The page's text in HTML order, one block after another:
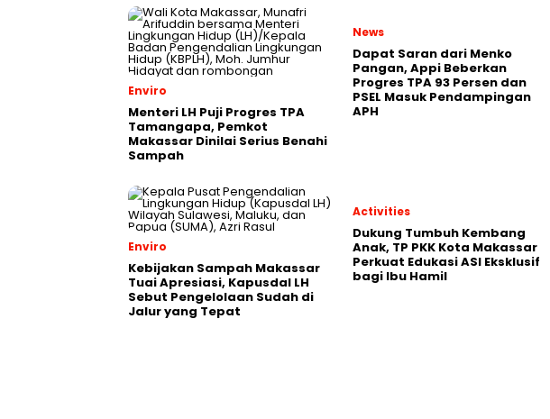
Enviro
Menteri LH Puji Progres TPA
Tamangapa, Pemkot
Makassar Dinilai Serius Benahi
Sampah
News
Dapat Saran dari Menko
Pangan, Appi Beberkan
Progres TPA 93 Persen dan
PSEL Masuk Pendampingan
APH
Enviro
Kebijakan Sampah Makassar
Tuai Apresiasi, Kapusdal LH
Sebut Pengelolaan Sudah di
Jalur yang Tepat
Activities
Dukung Tumbuh Kembang
Anak, TP PKK Kota Makassar
Perkuat Edukasi ASI Eksklusif
bagi Ibu Hamil